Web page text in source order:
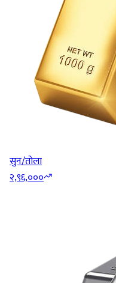
सुन/तोला
२,९६,०००